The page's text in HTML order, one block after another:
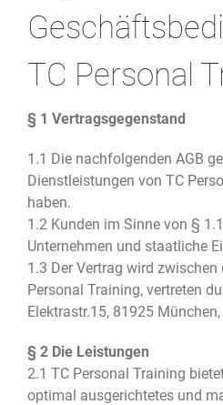
TC Personal
§ 1 Vertragsgegenstand
1.1 Die nachfolgenden AGB
Dienstleistungen von TC
haben.
1.2 Kunden im Sinne von §
Unternehmen und staatliche
1.3 Der Vertrag wird
Personal Training, vertreten
Elektrastr.15, 81925
§ 2 Die Leistungen
2.1 TC Personal Training
optimal ausgerichtetes und